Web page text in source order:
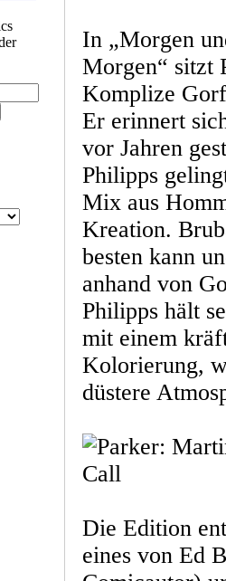
In „Morgen
Morgen“ sitzt
Komplize
Er erinnert
vor Jahren
Philipps
Mix aus
Kreation.
besten kann
anhand von
Philipps hält
mit einem
Kolorierung,
düstere
Die Edition
eines von Ed